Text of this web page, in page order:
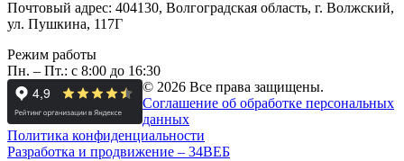
Почтовый адрес: 404130, Волгоградская область, г. Волжский,
ул. Пушкина, 117Г
Режим работы
Пн. – Пт.: с 8:00 до 16:30
© 2026 Все права защищены.
Соглашение об обработке персональных
данных
Политика конфиденциальности
Разработка и продвижение – 34ВЕБ